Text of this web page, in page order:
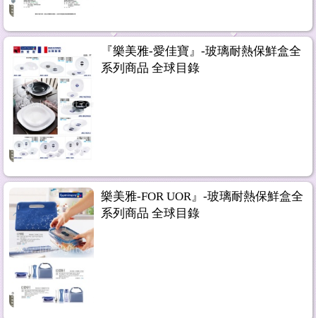
『樂美雅-愛佳寶』-玻璃耐熱保鮮盒全
系列商品 全球目錄
樂美雅-FOR UOR』-玻璃耐熱保鮮盒全
系列商品 全球目錄